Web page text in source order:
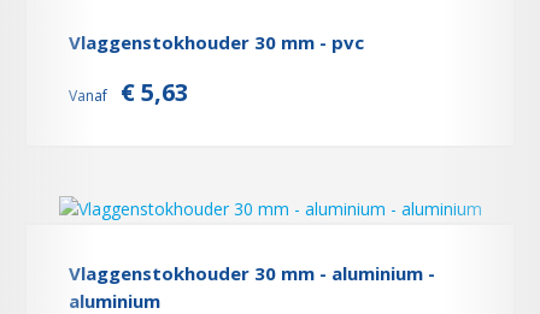
Vlaggenstokhouder 30 mm - pvc
Vanaf € 5,63
Vlaggenstokhouder 30 mm - aluminium -
aluminium